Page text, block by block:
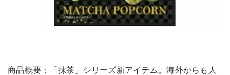
商品概要：「抹茶」シリーズ新アイテム。海外からも人